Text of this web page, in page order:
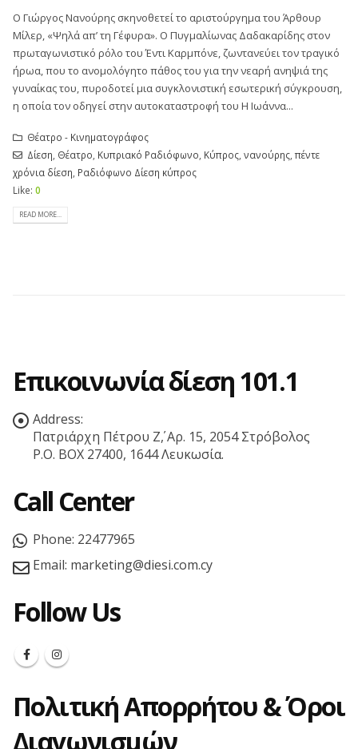
Ο Γιώργος Νανούρης σκηνοθετεί το αριστούργημα του Άρθουρ
Μίλερ, «Ψηλά απ’ τη Γέφυρα». Ο Πυγμαλίωνας Δαδακαρίδης στον
πρωταγωνιστικό ρόλο του Έντι Καρμπόνε, ζωντανεύει τον τραγικό
ήρωα, που το ανομολόγητο πάθος του για την νεαρή ανηψιά της
γυναίκας του, πυροδοτεί μια συγκλονιστική εσωτερική σύγκρουση,
η οποία τον οδηγεί στην αυτοκαταστροφή του Η Ιωάννα...
Θέατρο - Κινηματογράφος
Δίεση Θέατρο Κυπριακό Ραδιόφωνο Κύπρος, νανούρης,πέντε
χρόνια δίεση Ραδιόφωνο Δίεση κύπρος
Like: 0
READ MORE...
Επικοινωνία δίεση 101.1
Address:
Πατριάρχη Πέτρου Ζ΄, Αρ. 15, 2054 Στρόβολος
P.O. BOX 27400, 1644 Λευκωσία.
Call Center
Phone: 22477965
Email: marketing@diesi.com.cy
Follow Us
Πολιτική Απορρήτου & Όροι
Διαγωνισμών